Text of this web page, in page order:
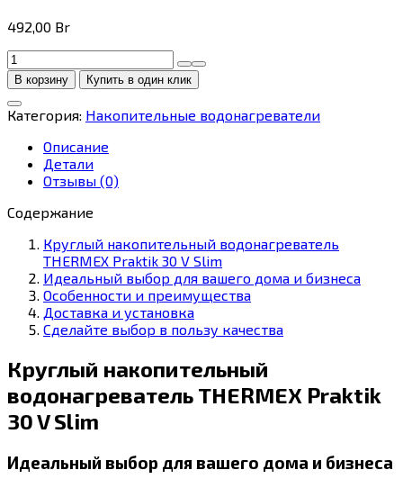
492,00 Br
Количество
товара
THERMEX
Praktik
30
Slim
В корзину Купить в один клик
Категория: Накопительные водонагреватели
Описание
Детали
Отзывы (0)
Содержание
Круглый накопительный водонагреватель
THERMEX Praktik 30 V Slim
Идеальный выбор для вашего дома и бизнеса
Особенности и преимущества
Доставка и установка
Сделайте выбор в пользу качества
Круглый накопительный
водонагреватель THERMEX Praktik
30 V Slim
Идеальный выбор для вашего дома и бизнеса